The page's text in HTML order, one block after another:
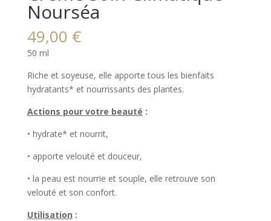
Nourséa
49,00 €
50 ml
Riche et soyeuse, elle apporte tous les bienfaits
hydratants* et nourrissants des plantes.
Actions pour votre beauté :
• hydrate* et nourrit,
• apporte velouté et douceur,
• la peau est nourrie et souple, elle retrouve son
velouté et son confort.
Utilisation :